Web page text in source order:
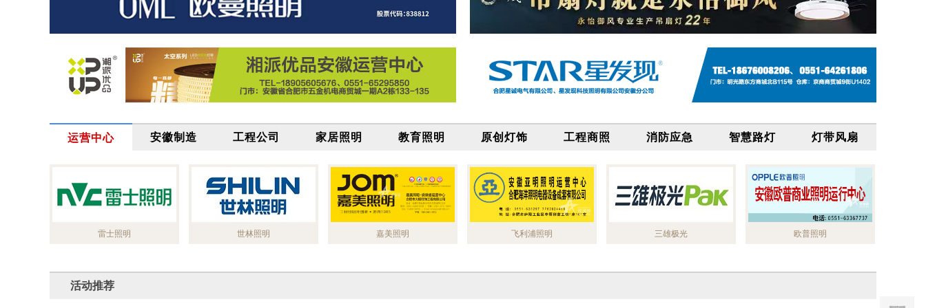
运营中心 安徽制造 工程公司 家居照明 教育照明 原创灯饰 工程商照 消防应急 智慧路灯 灯带风扇
雷士照明 世林照明 嘉美照明 飞利浦照明 三雄极光 欧普照明
活动推荐